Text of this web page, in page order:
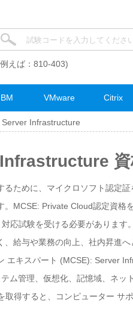
えば：810-403)
VMware Citrix
Server Infrastructure
資
るために、マイクロソフト認定
。MCSE: Private Cloud認定資
応試験を受ける必要がありま
、給与や業務の向上、社内昇進
エキスパート (MCSE): Server
ム管理、仮想化、記憶域、ネ
得すると、コンピューター サ